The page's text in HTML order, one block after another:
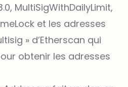
MultiSigWithDailyLimit,
et les adresses
» d’Etherscan qui
obtenir les adresses